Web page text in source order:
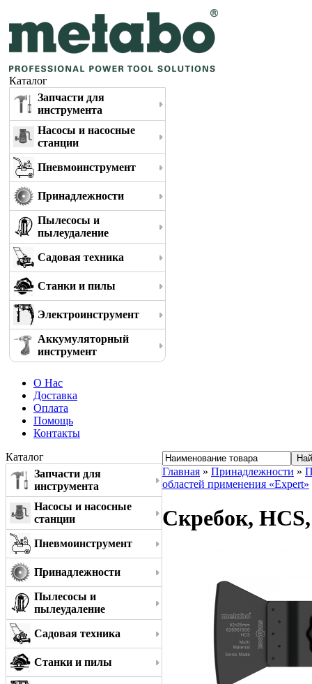
Каталог
Запчасти для
инструмента
Насосы и насосные
станции
Пневмоинструмент
Принадлежности
Пылесосы и
пылеудаление
Садовая техника
Станки и пилы
Электроинструмент
Аккумуляторный
инструмент
О Нас
Доставка
Оплата
Помощь
Контакты
Каталог
Запчасти для
инструмента
Насосы и насосные
станции
Пневмоинструмент
Принадлежности
Пылесосы и
пылеудаление
Садовая техника
Станки и пилы
Главная » Принадлежности »
областей применения «Expert»
Скребок,